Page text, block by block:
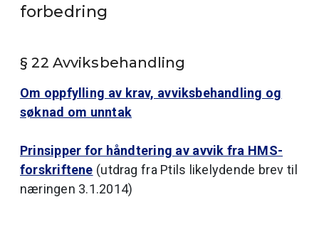
forbedring
§ 22 Avviksbehandling
Om oppfylling av krav, avviksbehandling og
søknad om unntak
Prinsipper for håndtering av avvik fra HMS-
forskriftene (utdrag fra Ptils likelydende brev til
næringen 3.1.2014)